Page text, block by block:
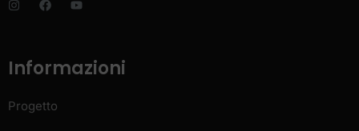
Informazioni
Progetto